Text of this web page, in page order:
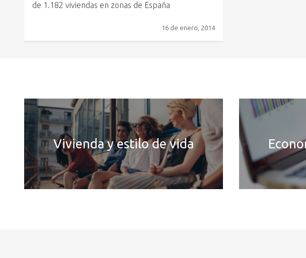
de 1.182 viviendas en zonas de España
16 de enero, 2014
Vivienda y estilo de vida